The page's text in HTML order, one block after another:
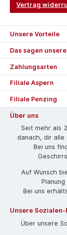
Vertrag
Unsere Vorteile
Das sagen
Zahlungsarten
Filiale Aspern
Filiale Penzing
Über uns
Seit mehr als
danach, dir alle
Bei uns
Auf Wunsch
Bei uns
Unsere
Über unsere